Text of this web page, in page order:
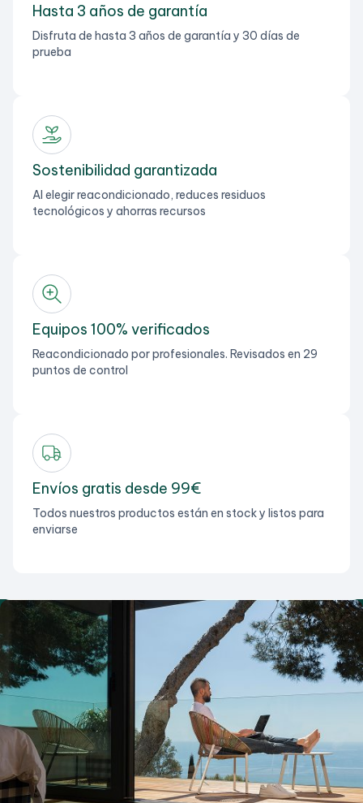
Hasta 3 años de garantía
Disfruta de hasta 3 años de garantía y 30 días de
prueba
Sostenibilidad garantizada
Al elegir reacondicionado, reduces residuos
tecnológicos y ahorras recursos
Equipos 100% verificados
Reacondicionado por profesionales. Revisados en 29
puntos de control
Envíos gratis desde 99€
Todos nuestros productos están en stock y listos para
enviarse